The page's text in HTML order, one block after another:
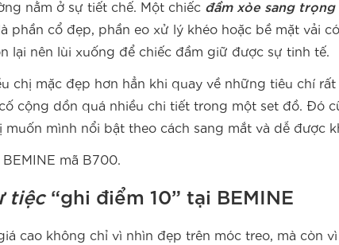
nằm ở sự tiết chế. Một chiếc đầm xòe sang trọng
phần cổ đẹp, phần eo xử lý khéo hoặc bề mặt vải
lại nên lùi xuống để chiếc đầm giữ được sự tinh tế.
chị mặc đẹp hơn hẳn khi quay về những tiêu chí
cộng dồn quá nhiều chi tiết trong một set đồ. Đó
mình nổi bật theo cách sang mắt và dễ được
mã B700.
tiệc“ghi điểm 10” tại BEMINE
cao không chỉ vì nhìn đẹp trên móc treo, mà còn